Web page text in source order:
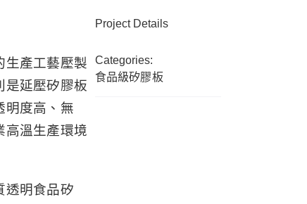
生產工藝壓製
是延壓矽膠板
明度高、無
高溫生產環境
透明食品矽
Project Details
Categories:
食品級矽膠板